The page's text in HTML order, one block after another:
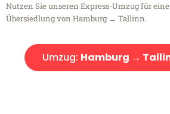
Nutzen Sie unseren Express-Umzug für
Übersiedlung von Hamburg → Tallinn.
Umzug: Hamburg →